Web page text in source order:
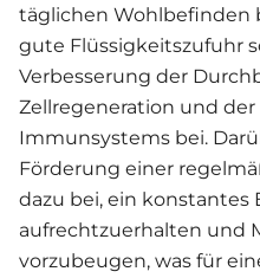
täglichen Wohlbefinden
gute Flüssigkeitszufuhr
Verbesserung der
Zellregeneration und
Immunsystems bei.
Förderung einer
dazu bei, ein konstantes
aufrechtzuerhalten und
vorzubeugen, was für